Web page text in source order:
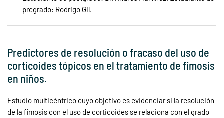
pregrado: Rodrigo Gil.
Predictores de resolución o fracaso del uso de
corticoides tópicos en el tratamiento de fimosis
en niños.
Estudio multicéntrico cuyo objetivo es evidenciar si la resolución
de la fimosis con el uso de corticoides se relaciona con el grado